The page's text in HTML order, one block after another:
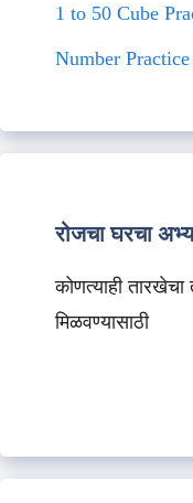
1 to 50 Cube
Number
रोजचा घरचा
कोणत्याही
मिळवण्यासाठी